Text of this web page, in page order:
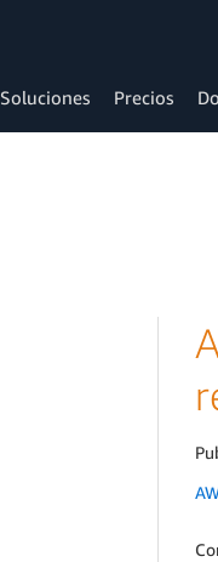
Soluciones Precios